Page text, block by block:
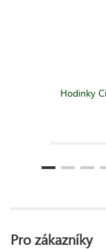
Hodinky
Pro zákazníky